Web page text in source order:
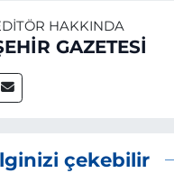
HAKKINDA
GAZETESİ
çekebilir